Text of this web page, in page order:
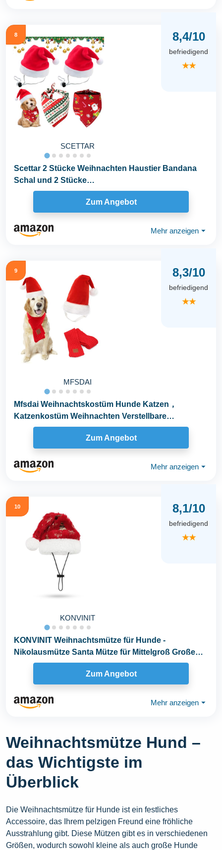
8
SCETTAR
8,4/10
befriedigend
★★
Scettar 2 Stücke Weihnachten Haustier Bandana
Schal und 2 Stücke
Weihnachtsmütze,Weihnachten...
Zum Angebot
Mehr anzeigen ⏷
9
MFSDAI
8,3/10
befriedigend
★★
Mfsdai Weihnachtskostüm Hunde Katzen，
Katzenkostüm Weihnachten Verstellbare
Hundemütze Schal...
Zum Angebot
Mehr anzeigen ⏷
10
KONVINIT
8,1/10
befriedigend
★★
KONVINIT Weihnachtsmütze für Hunde -
Nikolausmütze Santa Mütze für Mittelgroß Große
Hunde...
Zum Angebot
Mehr anzeigen ⏷
Weihnachtsmütze Hund –
das Wichtigste im
Überblick
Die Weihnachtsmütze für Hunde ist ein festliches
Accessoire, das Ihrem pelzigen Freund eine fröhliche
Ausstrahlung gibt. Diese Mützen gibt es in verschiedenen
Größen, wodurch sowohl kleine als auch große Hunde